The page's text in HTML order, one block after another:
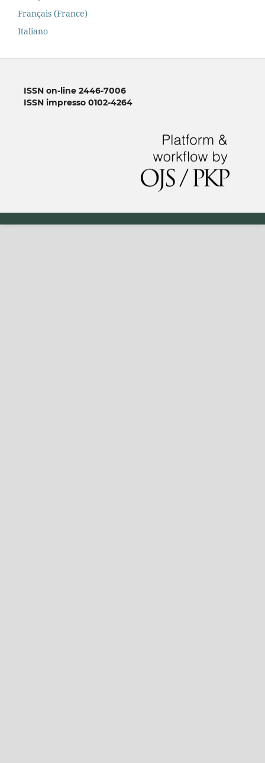
Français (France)
Italiano
ISSN on-line 2446-7006
ISSN impresso 0102-4264